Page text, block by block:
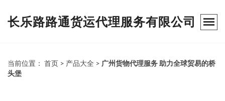
长乐路路通货运代理服务有限公司
当前位置： 首页 > 产品大全 > 广州货物代理服务 助力全球贸易的桥
头堡